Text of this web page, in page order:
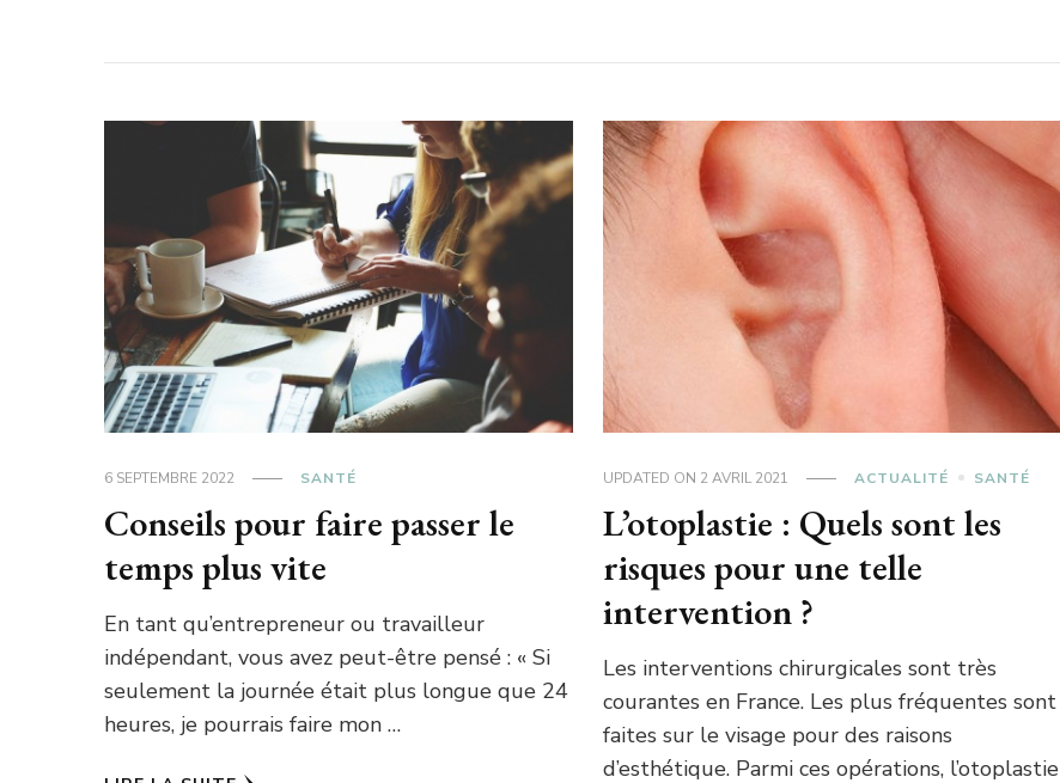
6 SEPTEMBRE 2022 SANTÉ
Conseils pour faire passer le
temps plus vite
En tant qu’entrepreneur ou travailleur
indépendant, vous avez peut-être pensé : « Si
seulement la journée était plus longue que 24
heures, je pourrais faire mon …
UPDATED ON 2 AVRIL 2021 ACTUALITÉ SANTÉ
L’otoplastie : Quels sont les
risques pour une telle
intervention ?
Les interventions chirurgicales sont très
courantes en France. Les plus fréquentes sont
faites sur le visage pour des raisons
d’esthétique. Parmi ces opérations, l’otoplastie